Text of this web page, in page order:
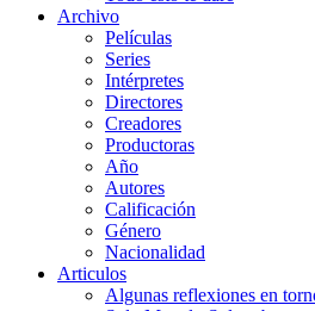
Archivo
Películas
Series
Intérpretes
Directores
Creadores
Productoras
Año
Autores
Calificación
Género
Nacionalidad
Articulos
Algunas reflexiones en